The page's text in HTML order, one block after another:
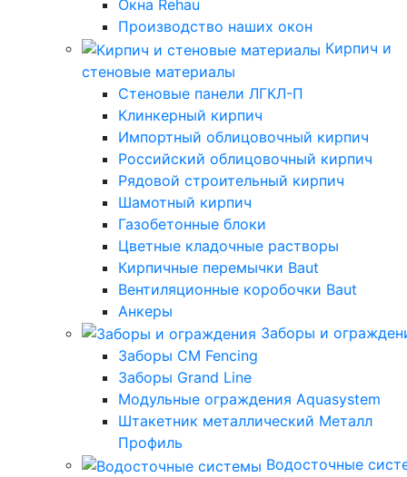
Окна Rehau
Производство наших окон
Кирпич и
стеновые материалы
Стеновые панели ЛГКЛ-П
Клинкерный кирпич
Импортный облицовочный кирпич
Российский облицовочный кирпич
Рядовой строительный кирпич
Шамотный кирпич
Газобетонные блоки
Цветные кладочные растворы
Кирпичные перемычки Baut
Вентиляционные коробочки Baut
Анкеры
Заборы и
Заборы CM Fencing
Заборы Grand Line
Модульные ограждения Aquasystem
Штакетник металлический Металл
Профиль
Водосточные